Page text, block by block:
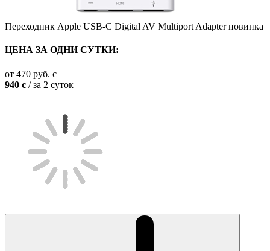
Переходник Apple USB-C Digital AV Multiport Adapterновинка
ЦЕНА ЗА ОДНИ СУТКИ:
от 470 руб. c
940 c / за 2 суток